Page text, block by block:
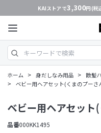
KAIストアで3,300円(税
ホーム > 身だしなみ用品 > 散髪
> ベビー用ヘアセット(くまのプーさ
ベビー用ヘアセット
品番000KK1495